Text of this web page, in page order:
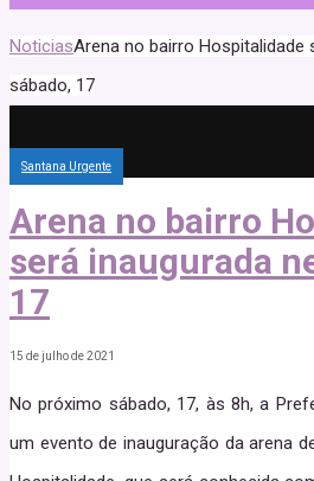
NoticiasArena no bairro Hospitalidade
sábado, 17
Santana Urgente
Arena no bairro
será inaugurada
17
15 de julho de 2021
No próximo sábado, 17, às 8h, a
um evento de inauguração da arena